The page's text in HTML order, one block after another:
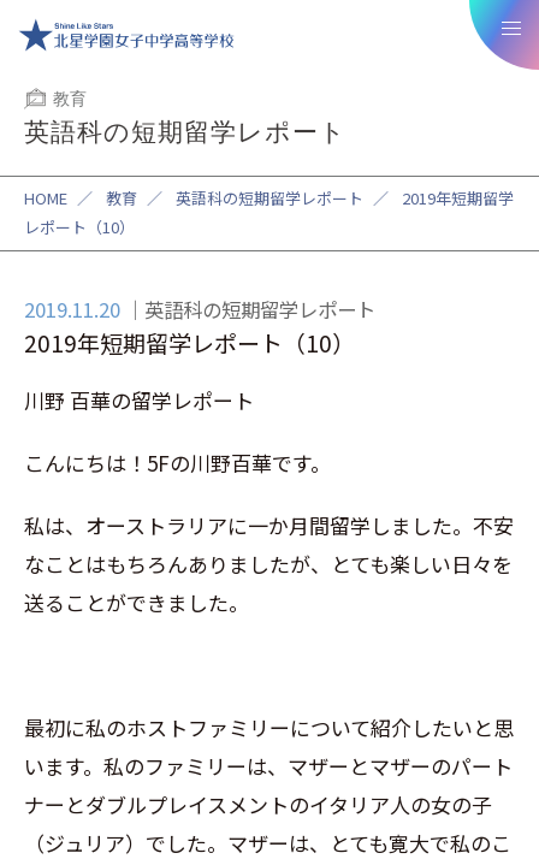
教育
英語科の短期留学レポート
HOME ／ 教育 ／ 英語科の短期留学レポート ／
2019年短期留学
レポート（10）
2019.11.20 英語科の短期留学レポート
2019年短期留学レポート（10）
川野 百華の留学レポート
こんにちは！ 5Fの川野百華です。
私は、オーストラリアに一か月間留学しました。不安
なことはもちろんありましたが、とても楽しい日々を
送ることができました。
最初に私のホストファミリーについて紹介したいと思
います。私のファミリーは、マザーとマザーのパート
ナーとダブルプレイスメントのイタリア人の女の子
（ジュリア）でした。マザーは、とても寛大で私のこ